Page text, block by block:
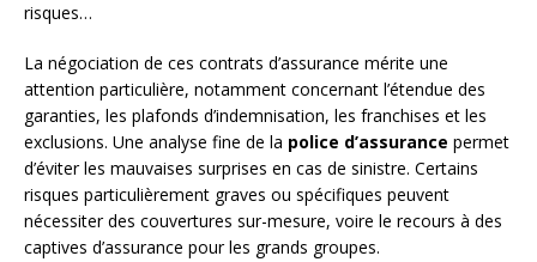
risques…
La négociation de ces contrats d’assurance mérite une
attention particulière, notamment concernant l’étendue des
garanties, les plafonds d’indemnisation, les franchises et les
exclusions. Une analyse fine de la police d’assurance permet
d’éviter les mauvaises surprises en cas de sinistre. Certains
risques particulièrement graves ou spécifiques peuvent
nécessiter des couvertures sur-mesure, voire le recours à des
captives d’assurance pour les grands groupes.